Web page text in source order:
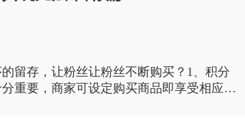
留存，让粉丝让粉丝不断购买？1、积分
重要，商家可设定购买商品即享受相应的